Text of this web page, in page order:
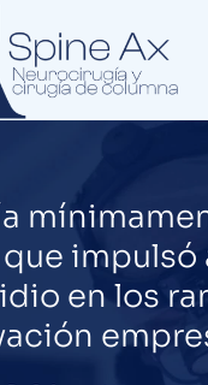
impulsó
en los